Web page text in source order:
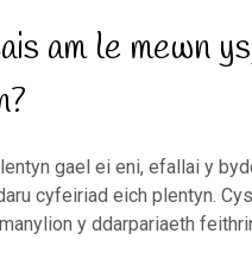
am le mewn
gael ei eni, efallai y
cyfeiriad eich plentyn.
y ddarpariaeth